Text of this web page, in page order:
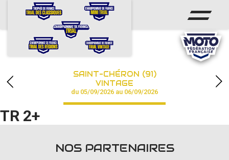
ACCUEIL
CALENDRIER
CHAMPIONNAT
RÉSULTATS
PHOTOS / VIDÉOS
PARTENAIRES
SAINT-CHÉRON (91)
VINTAGE
du 05/09/2026 au 06/09/2026
TR 2+
NOS PARTENAIRES